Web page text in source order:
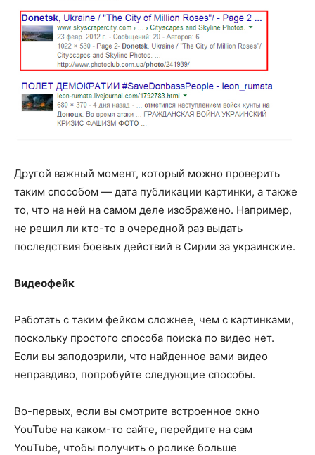
Другой важный момент, который можно проверить
таким способом — дата публикации картинки, а также
то, что на ней на самом деле изображено. Например,
не решил ли кто-то в очередной раз выдать
последствия боевых действий в Сирии за украинские.
Видеофейк
Работать с таким фейком сложнее, чем с картинками,
поскольку простого способа поиска по видео нет.
Если вы заподозрили, что найденное вами видео
неправдиво, попробуйте следующие способы.
Во-первых, если вы смотрите встроенное окно
YouTube на каком-то сайте, перейдите на сам
YouTube, чтобы получить о ролике больше